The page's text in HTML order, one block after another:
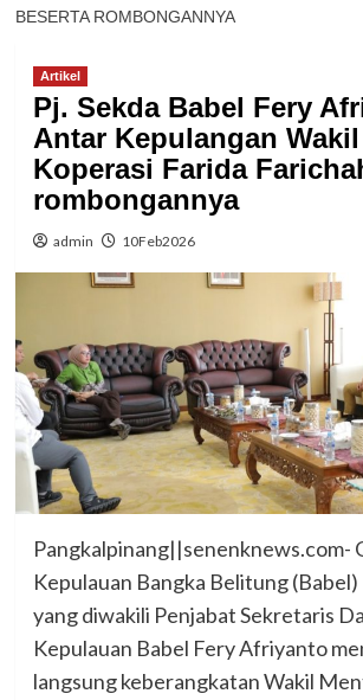
BESERTA ROMBONGANNYA
Artikel
Pj. Sekda Babel Fery
Antar Kepulangan
Koperasi Farida
rombongannya
admin 10Feb2026
Pangkalpinang||senenknews.com-
Kepulauan Bangka Belitung
yang diwakili Penjabat Sekretaris
Kepulauan Babel Fery Afriyanto
langsung keberangkatan Wakil